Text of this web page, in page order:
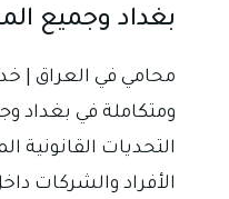
بغداد وجميع
محامي في العراق |
ومتكاملة في بغداد
التحديات القانونية
الأفراد والشركات